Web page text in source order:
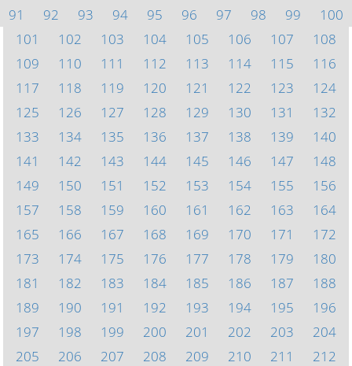
91
92 93 94 95 96 97 98 99
100
101
102 103 104 105 106 107
108
109
110 111 112 113 114 115
116
117
118 119 120 121 122 123
124
125
126 127 128 129 130 131
132
133
134 135 136 137 138 139
140
141
142 143 144 145 146 147
148
149
150 151 152 153 154 155
156
157
158 159 160 161 162 163
164
165
166 167 168 169 170 171
172
173
174 175 176 177 178 179
180
181
182 183 184 185 186 187
188
189
190 191 192 193 194 195
196
197
198 199 200 201 202 203
204
205
206 207 208 209 210 211
212